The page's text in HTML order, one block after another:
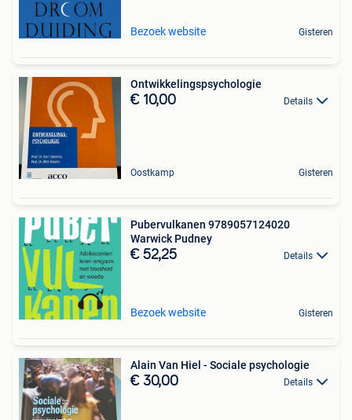
Bezoek website Gisteren
Ontwikkelingspsychologie
€ 10,00 Details
Oostkamp Gisteren
Pubervulkanen 9789057124020
Warwick Pudney
€ 52,25 Details
Bezoek website Gisteren
Alain Van Hiel - Sociale psychologie
€ 30,00 Details